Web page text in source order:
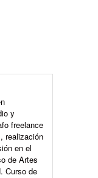
y
freelance
realización
en el
de Artes
Curso de